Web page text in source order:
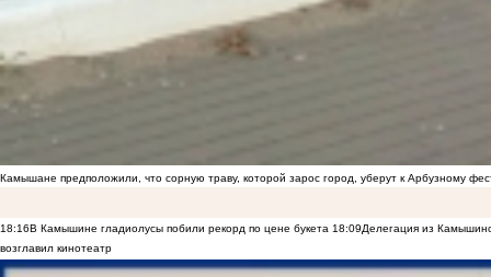
Камышане предположили, что сорную траву, которой зарос город, уберут к Арбузному
18:16В Камышине гладиолусы побили рекорд по цене букета 18:09Делегация из
возглавил кинотеатр